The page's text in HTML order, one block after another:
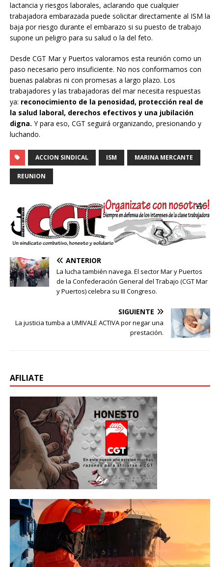
lactancia y riesgos laborales, aclarando que cualquier
trabajadora embarazada puede solicitar directamente al ISM la
baja por riesgo durante el embarazo si su puesto de trabajo
supone un peligro para su salud o la del feto.
Desde CGT Mar y Puertos valoramos esta reunión como un
paso necesario pero insuficiente. No nos conformamos con
buenas palabras ni con promesas a largo plazo. Los
trabajadores y las trabajadoras del mar necesita respuestas
ya: reconocimiento de la penosidad, protección real de
la salud laboral, derechos efectivos y una jubilación
digna. Y para eso, CGT seguirá organizando, presionando y
luchando.
ACCION SINDICAL ISM MARINA MERCANTE
REUNION
ANTERIOR
La lucha también navega. El sector Mar y Puertos
de la Confederación General del Trabajo (CGT Mar
y Puertos) celebra su III Congreso.
SIGUIENTE
La justicia tumba a UMIVALE ACTIVA por negar una
prestación.
AFILIATE